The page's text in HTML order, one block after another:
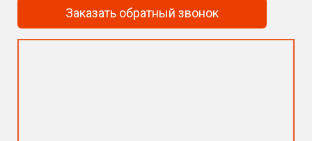
Заказать обратный звонок